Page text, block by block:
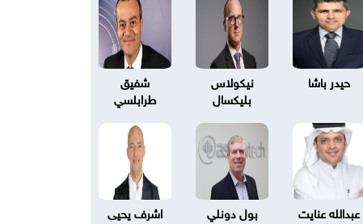
حيدر باشا
نيكولاس
بليكسال
شفيق
طرابلسي
عبدالله عنايت بول دونلي اشرف يحيى